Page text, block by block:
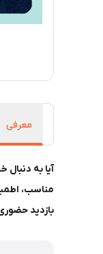
معرفی
آیا به
مناسب،
بازدید